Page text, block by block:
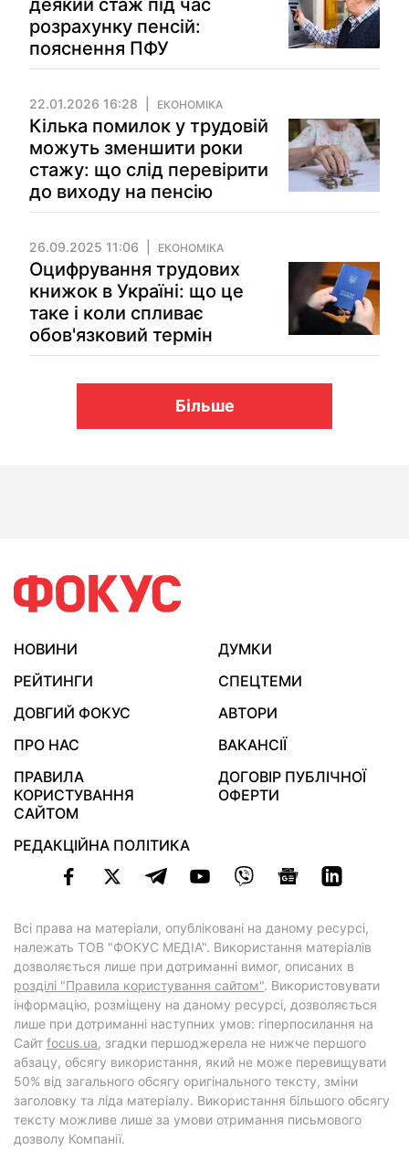
деякий стаж під час
розрахунку пенсій:
пояснення ПФУ
22.01.2026 16:28 ЕКОНОМІКА
Кілька помилок у трудовій
можуть зменшити роки
стажу: що слід перевірити
до виходу на пенсію
26.09.2025 11:06 ЕКОНОМІКА
Оцифрування трудових
книжок в Україні: що це
таке і коли спливає
обов'язковий термін
Більше
НОВИНИ
ДУМКИ
РЕЙТИНГИ
СПЕЦТЕМИ
ДОВГИЙ ФОКУС
АВТОРИ
ПРО НАС
ВАКАНСІЇ
ПРАВИЛА
КОРИСТУВАННЯ
САЙТОМ
ДОГОВІР ПУБЛІЧНОЇ
ОФЕРТИ
РЕДАКЦІЙНА ПОЛІТИКА
Всі права на матеріали, опубліковані на даному ресурсі,
належать ТОВ "ФОКУС МЕДІА". Використання матеріалів
дозволяється лише при дотриманні вимог, описаних в
розділі "Правила користування сайтом". Використовувати
інформацію, розміщену на даному ресурсі, дозволяється
лише при дотриманні наступних умов: гіперпосилання на
Cайт focus.ua, згадки першоджерела не нижче першого
абзацу, обсягу використання, який не може перевищувати
50% від загального обсягу оригінального тексту, зміни
заголовку та ліда матеріалу. Використання більшого обсягу
тексту можливе лише за умови отримання письмового
дозволу Компанії.